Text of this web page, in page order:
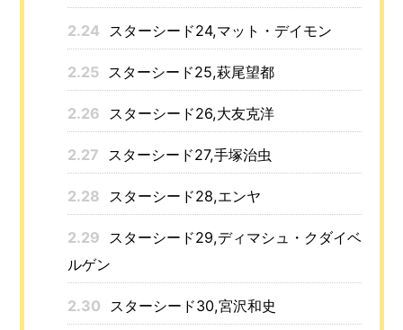
2.24 スターシード24,マット・デイモン
2.25 スターシード25,萩尾望都
2.26 スターシード26,大友克洋
2.27 スターシード27,手塚治虫
2.28 スターシード28,エンヤ
2.29 スターシード29,ディマシュ・クダイベ
ルゲン
2.30 スターシード30,宮沢和史